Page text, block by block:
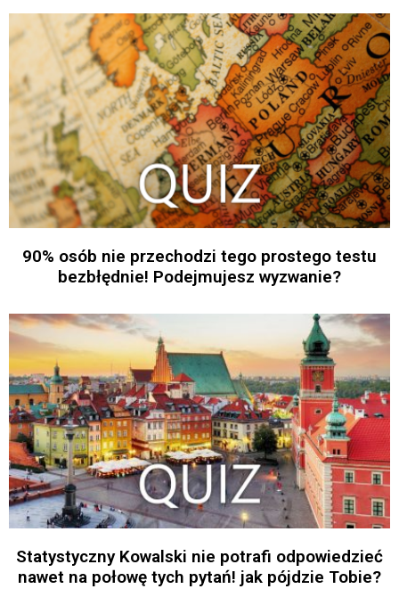
90% osób nie przechodzi tego prostego testu
bezbłędnie! Podejmujesz wyzwanie?
Statystyczny Kowalski nie potrafi odpowiedzieć
nawet na połowę tych pytań! jak pójdzie Tobie?